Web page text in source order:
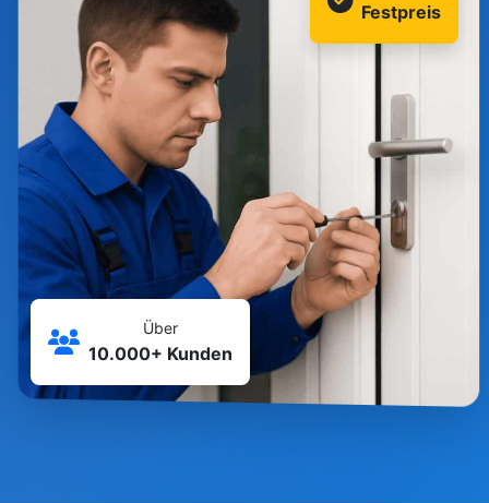
Festpreis
Über
10.000+ Kunden